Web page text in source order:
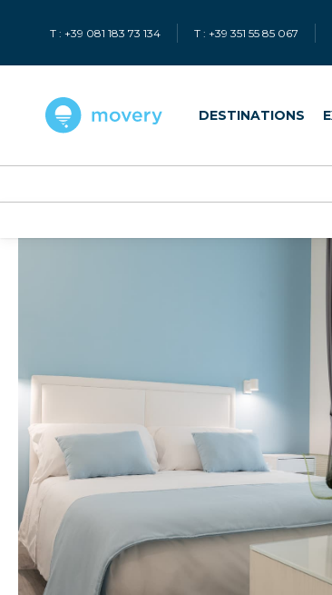
T : +39 081 183 73 134 T : +39 351 55 85 067
DESTINATIONS